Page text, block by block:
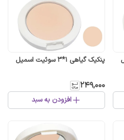
پنکیک گیاهی 1*3 سوئیت اسمیل
۲۴۹٬۰۰۰
افزودن به سبد